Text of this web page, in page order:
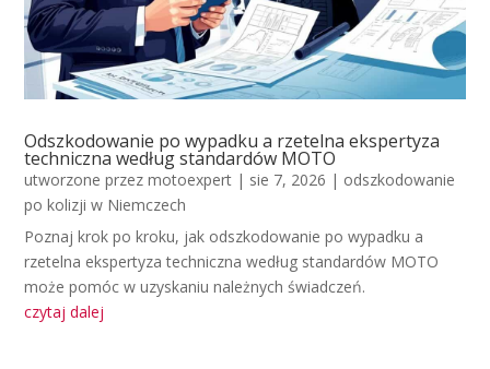
Odszkodowanie po wypadku a rzetelna ekspertyza
techniczna według standardów MOTO
utworzone przezmotoexpert | sie 7, 2026 | odszkodowanie
po kolizji w Niemczech
Poznaj krok po kroku, jak odszkodowanie po wypadku a
rzetelna ekspertyza techniczna według standardów MOTO
może pomóc w uzyskaniu należnych świadczeń.
czytaj dalej